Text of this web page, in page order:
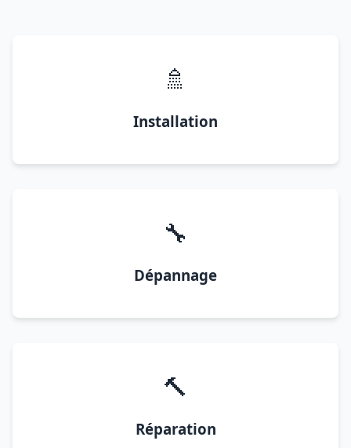
🚿
Installation
🔧
Dépannage
🔨
Réparation